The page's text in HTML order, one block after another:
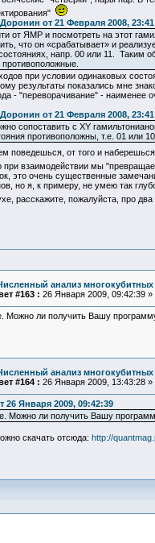
от 21 Февраля 2008,
от ЯМР и посмотреть на этот
что он «срабатывает» и
напр. 00 или 11. Таким
при условии одинаковых
результаты показались мне
- "переворачивание" - наименее
от 21 Февраля 2008,
сопоставить с XY
противоположны, т.е. 01 или
поведешься, от того и
при взаимодействии мы
это очень существенные
но я, к примеру, не умею так
расскажите, пожалуйста, про
анализ многокубитных
#163 : 26 Января 2009, 09:42:39 »
Можно ли получить Вашу
анализ многокубитных
#164 : 26 Января 2009, 13:43:28 »
26 Января 2009, 09:42:39
Можно ли получить Вашу
скачать отсюда: http://